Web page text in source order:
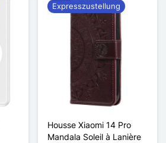
Housse Xiaomi 14 Pro
Mandala Soleil à Lanière
Expresszustellung